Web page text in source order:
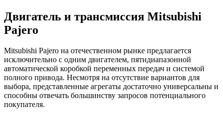
Двигатель и трансмиссия Mitsubishi
Pajero
Mitsubishi Pajero на отечественном рынке предлагается
исключительно с одним двигателем, пятидиапазонной
автоматической коробкой переменных передач и системой
полного привода. Несмотря на отсутствие вариантов для
выбора, представленные агрегаты достаточно универсальны и
способны отвечать большинству запросов потенциального
покупателя.